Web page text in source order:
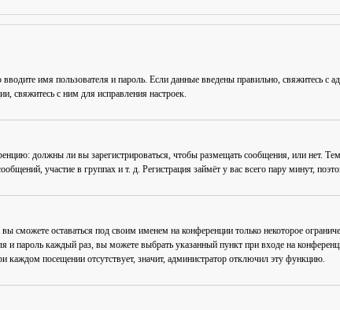
имя пользователя и пароль. Если данные введены правильно, свяжитесь
свяжитесь с ним для исправления настроек.
должны ли вы зарегистрироваться, чтобы размещать сообщения, или нет.
участие в группах и т. д. Регистрация займёт у вас всего пару минут,
вы сможете оставаться под своим именем на конференции только некоторое
и пароль каждый раз, вы можете выбрать указанный пункт при входе на
каждом посещении отсутствует, значит, администратор отключил эту функцию.